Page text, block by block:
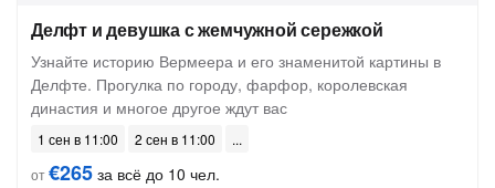
Делфт и девушка с жемчужной сережкой
Узнайте историю Вермеера и его знаменитой картины в
Делфте. Прогулка по городу, фарфор, королевская
династия и многое другое ждут вас
1 сен в 11:00
2 сен в 11:00
от€265 за всё до 10 чел.